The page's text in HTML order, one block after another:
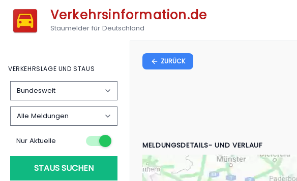
Verkehrsinformation.de
Staumelder für Deutschland
VERKEHRSLAGE UND STAUS
Nur Aktuelle
STAUS SUCHEN
ZURÜCK
MELDUNGSDETAILS- UND VERLAUF